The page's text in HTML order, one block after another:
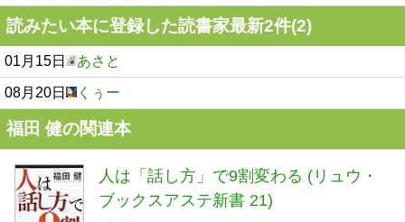
読みたい本に登録した読書家最新2件(2)
01月15日 あさと
08月20日 くぅー
福田 健の関連本
人は「話し方」で9割変わる (リュウ・
ブックスアステ新書 21)